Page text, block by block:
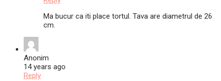
Ma bucur ca iti place tortul. Tava are diametrul de 26
cm.
Anonim
14 years ago
Reply